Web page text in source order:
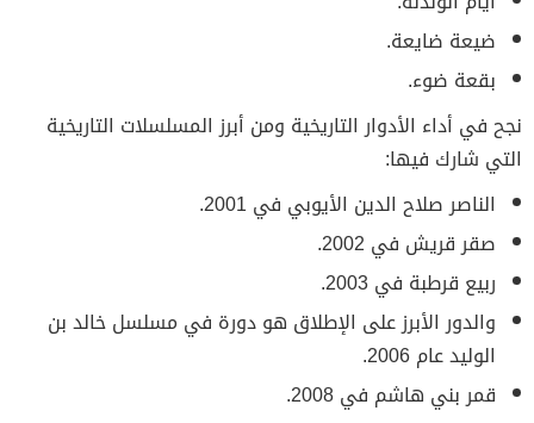
ضيعة ضايعة.
بقعة ضوء.
نجح في أداء الأدوار التاريخية ومن أبرز المسلسلات التاريخية
التي شارك فيها:
الناصر صلاح الدين الأيوبي في 2001.
صقر قريش في 2002.
ربيع قرطبة في 2003.
والدور الأبرز على الإطلاق هو دورة في مسلسل خالد بن
الوليد عام 2006.
قمر بني هاشم في 2008.